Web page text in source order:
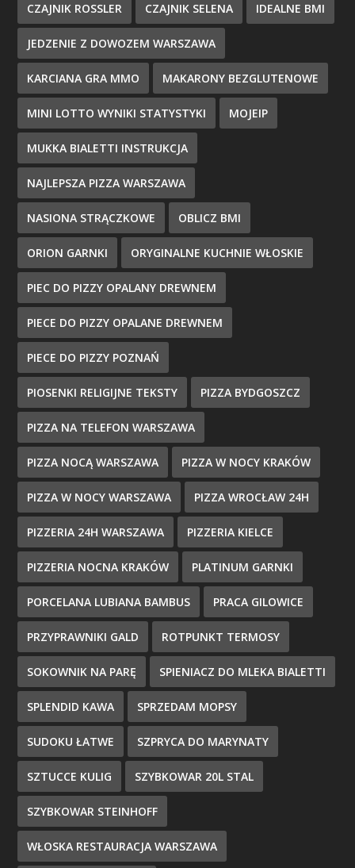
CZAJNIK ROSSLER CZAJNIK SELENA IDEALNE BMI
JEDZENIE Z DOWOZEM WARSZAWA
KARCIANA GRA MMO MAKARONY BEZGLUTENOWE
MINI LOTTO WYNIKI STATYSTYKI MOJEIP
MUKKA BIALETTI INSTRUKCJA
NAJLEPSZA PIZZA WARSZAWA
NASIONA STRĄCZKOWE OBLICZ BMI
ORION GARNKI ORYGINALNE KUCHNIE WŁOSKIE
PIEC DO PIZZY OPALANY DREWNEM
PIECE DO PIZZY OPALANE DREWNEM
PIECE DO PIZZY POZNAŃ
PIOSENKI RELIGIJNE TEKSTY PIZZA BYDGOSZCZ
PIZZA NA TELEFON WARSZAWA
PIZZA NOCĄ WARSZAWA PIZZA W NOCY KRAKÓW
PIZZA W NOCY WARSZAWA PIZZA WROCŁAW 24H
PIZZERIA 24H WARSZAWA PIZZERIA KIELCE
PIZZERIA NOCNA KRAKÓW PLATINUM GARNKI
PORCELANA LUBIANA BAMBUS PRACA GILOWICE
PRZYPRAWNIKI GALD ROTPUNKT TERMOSY
SOKOWNIK NA PARĘ SPIENIACZ DO MLEKA BIALETTI
SPLENDID KAWA SPRZEDAM MOPSY
SUDOKU ŁATWE SZPRYCA DO MARYNATY
SZTUCCE KULIG SZYBKOWAR 20L STAL
SZYBKOWAR STEINHOFF
WŁOSKA RESTAURACJA WARSZAWA